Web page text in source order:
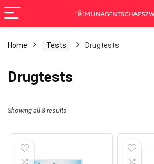
Home Tests Drugtests
Drugtests
Showing all 8 results